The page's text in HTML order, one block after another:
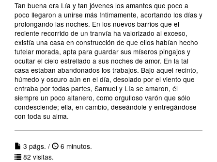
Tan buena era Lía y tan jóvenes los amantes que poco a
poco llegaron a unirse más íntimamente, acortando los días y
prolongando las noches. En los nuevos barrios que el
reciente recorrido de un tranvía ha valorizado al exceso,
existía una casa en construcción de que ellos habían hecho
tutelar morada, apta para guardar sus míseros pingajos y
ocultar el cielo estrellado a sus noches de amor. En la tal
casa estaban abandonados los trabajos. Bajo aquel recinto,
húmedo y oscuro aún en el día, desolado por el viento que
entraba por todas partes, Samuel y Lía se amaron, él
siempre un poco altanero, como orgulloso varón que sólo
condesciende; ella, en cambio, deseándole y entregándose
con toda su alma.
3 págs. /
6 minutos.
82 visitas.